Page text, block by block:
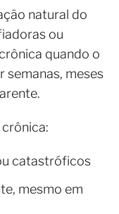
natural do
ou
quando o
semanas, meses
catastróficos
mesmo em